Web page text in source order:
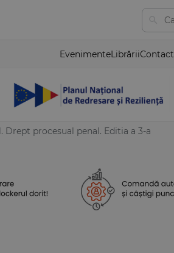
EvenimenteLibrăriiContact
procesual penal. Editia a 3-a